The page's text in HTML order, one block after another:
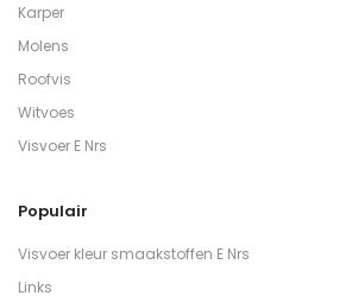
Karper
Molens
Roofvis
Witvoes
Visvoer E Nrs
Populair
Visvoer kleur smaakstoffen E Nrs
Links